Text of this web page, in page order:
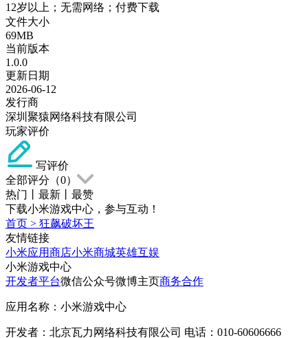
12岁以上；无需网络；付费下载
文件大小
69MB
当前版本
1.0.0
更新日期
2026-06-12
发行商
深圳聚猿网络科技有限公司
玩家评价
写评价
全部评分（0）
热门
最新
最赞
下载小米游戏中心，参与互动！
首页 > 狂飙破坏王
友情链接
小米应用商店小米商城英雄互娱
小米游戏中心
开发者平台微信公众号微博主页商务合作
应用名称：小米游戏中心
开发者：北京瓦力网络科技有限公司 电话：010-60606666